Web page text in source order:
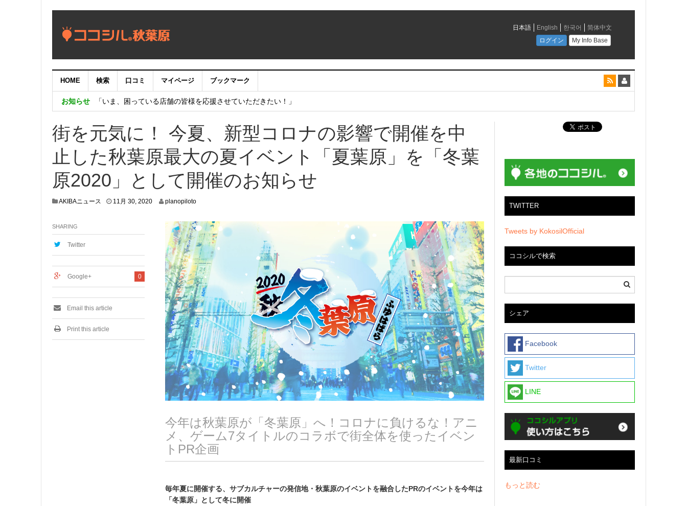
HOME 検索 口コミ マイページ ブックマーク
お知らせ
【秋葉原ワシントンホテル】「Akiba eGaming Room（仮称）」期間限定販売 NTT東日本 ・ NTT e-Sportsとコラボレーション
「いま、困っている店舗の皆様を応援させていただきたい！」
街を元気に！ 今夏、新型コロナの影響で開催を中
止した秋葉原最大の夏イベント「夏葉原」を「冬葉
原2020」として開催のお知らせ
AKIBAニュース 11月 30, 20201
planopiloto
今年は秋葉原が「冬葉原」へ！コロナに負けるな！アニ
メ、ゲーム7タイトルのコラボで街全体を使ったイベン
トPR企画
毎年夏に開催する、サブカルチャーの発信地・秋葉原のイベントを融合したPRのイベントを今年は
「冬葉原」として冬に開催
SHARING
Twitter
0
Google+
Email this article
Print this article
TWITTER
Tweets by KokosilOfficial
ココシルで検索
シェア
Facebook
Twitter
LINE
最新口コミ
もっと読む